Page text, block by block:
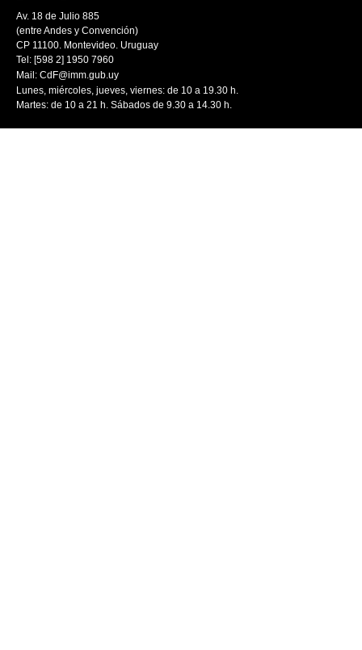
Av. 18 de Julio 885
(entre Andes y Convención)
CP 11100. Montevideo. Uruguay
Tel: [598 2] 1950 7960
Mail: CdF@imm.gub.uy
Lunes, miércoles, jueves, viernes: de 10 a 19.30 h.
Martes: de 10 a 21 h. Sábados de 9.30 a 14.30 h.